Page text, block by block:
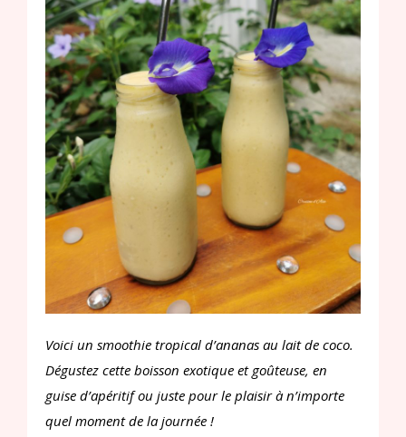
Voici un smoothie tropical d’ananas au lait de coco.
Dégustez cette boisson exotique et goûteuse, en
guise d’apéritif ou juste pour le plaisir à n’importe
quel moment de la journée !